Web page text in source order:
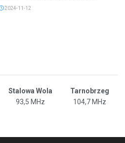
2024-11-12
Stalowa Wola
Tarnobrzeg
93,5 MHz 104,7 MHz